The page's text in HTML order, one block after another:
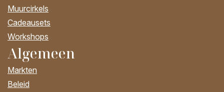
Muurcirkels
Cadeausets
Workshops
Algemeen
Markten
Beleid